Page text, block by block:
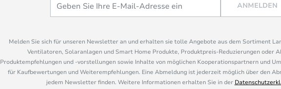
ANMELDEN
Melden Sie sich für unseren Newsletter an und erhalten sie tolle Angebote aus dem Sortiment
Ventilatoren, Solaranlagen und Smart Home Produkte, Produktpreis-Reduzierungen oder
Produktempfehlungen und -vorstellungen sowie Inhalte von möglichen Kooperationspartnern und
für Kaufbewertungen und Weiterempfehlungen. Eine Abmeldung ist jederzeit möglich über den
jedem Newsletter finden. Weitere Informationen erhalten Sie in der